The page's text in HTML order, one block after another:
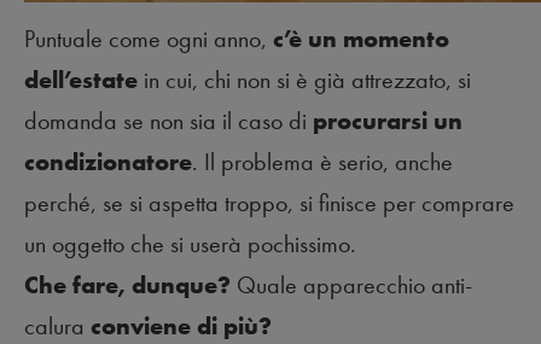
Puntuale come ogni anno, c’è un momento
dell’estate in cui, chi non si è già attrezzato, si
domanda se non sia il caso di procurarsi un
condizionatore. Il problema è serio, anche
perché, se si aspetta troppo, si finisce per comprare
un oggetto che si userà pochissimo.
Che fare, dunque? Quale apparecchio anti-
calura conviene di più?